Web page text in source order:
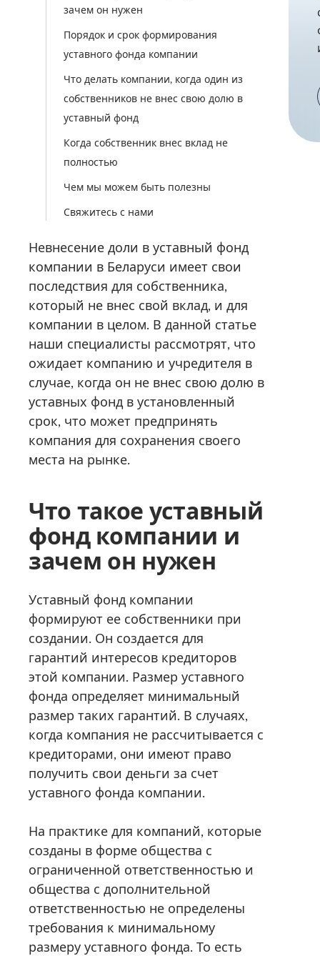
зачем он нужен
Порядок и срок формирования
уставного фонда компании
Что делать компании, когда один из
собственников не внес свою долю в
уставный фонд
Когда собственник внес вклад не
полностью
Чем мы можем быть полезны
Свяжитесь с нами
Невнесение доли в уставный фонд
компании в Беларуси имеет свои
последствия для собственника,
который не внес свой вклад, и для
компании в целом. В данной статье
наши специалисты рассмотрят, что
ожидает компанию и учредителя в
случае, когда он не внес свою долю в
уставных фонд в установленный
срок, что может предпринять
компания для сохранения своего
места на рынке.
Что такое уставный
фонд компании и
зачем он нужен
Уставный фонд компании
формируют ее собственники при
создании. Он создается для
гарантий интересов кредиторов
этой компании. Размер уставного
фонда определяет минимальный
размер таких гарантий. В случаях,
когда компания не рассчитывается с
кредиторами, они имеют право
получить свои деньги за счет
уставного фонда компании.
На практике для компаний, которые
созданы в форме общества с
ограниченной ответственностью и
общества с дополнительной
ответственностью не определены
требования к минимальному
размеру уставного фонда. То есть